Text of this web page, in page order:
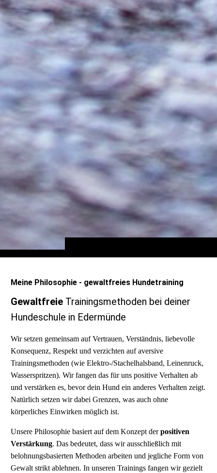
Meine Philosophie - gewaltfreies Hundetraining
Gewaltfreie Trainingsmethoden bei deiner
Hundeschule in Edermünde
Wir setzen gemeinsam auf Vertrauen, Verständnis, liebevolle
Konsequenz, Respekt und verzichten auf aversive
Trainingsmethoden (wie Elektro-/Stachelhalsband, Leinenruck,
Wasserspritzen). Wir fangen das für uns positive Verhalten ab
und verstärken es, bevor dein Hund ein anderes Verhalten zeigt.
Natürlich setzen wir dabei Grenzen, was auch ohne
körperliches Einwirken möglich ist.
Unsere Philosophie basiert auf dem Konzept derpositiven
Verstärkung. Das bedeutet, dass wir ausschließlich mit
belohnungsbasierten Methoden arbeiten und jegliche Form von
Gewalt strikt ablehnen. In unseren Trainings fangen wir gezielt